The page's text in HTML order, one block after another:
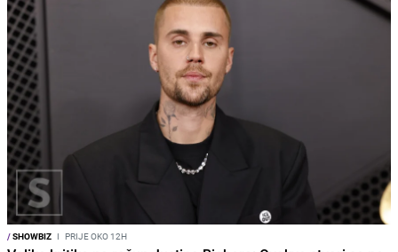
/SHOWBIZ I PRIJE OKO 12H